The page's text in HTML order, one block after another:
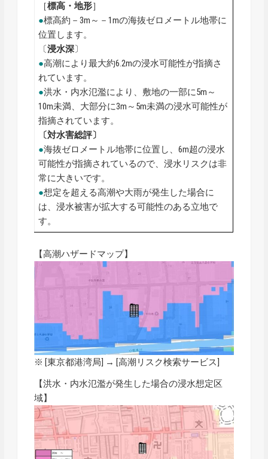
［標高・地形］
●標高約－3m～－1mの海抜ゼロメートル地帯に
位置します。
〔浸水深〕
●高潮により最大約6.2mの浸水可能性が指摘さ
れています。
●洪水・内水氾濫により、敷地の一部に5m～
10m未満、大部分に3m～5m未満の浸水可能性が
指摘されています。
〔対水害総評〕
●海抜ゼロメートル地帯に位置し、6m超の浸水
可能性が指摘されているので、浸水リスクは非
常に大きいです。
●想定を超える高潮や大雨が発生した場合に
は、浸水被害が拡大する可能性のある立地で
す。
【高潮ハザードマップ】
※ [東京都港湾局] → [高潮リスク検索サービス
【洪水・内水氾濫が発生した場合の浸水想定区
域】